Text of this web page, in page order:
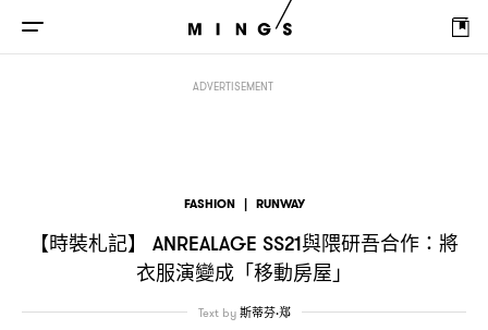
ADVERTISEMENT
FASHION | RUNWAY
【時裝札記】 ANREALAGE SS21與隈研吾合作 ： 將
衣服演變成「移動房屋」
Text by 斯蒂芬·郑
ANREALAGE SS21 與隈研吾合作